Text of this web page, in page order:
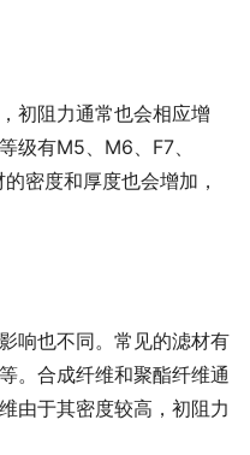
初阻力通常也会相应增
级有M5、M6、F7、
密度和厚度也会增加，
响也不同。常见的滤材有
。合成纤维和聚酯纤维通
由于其密度较高，初阻力